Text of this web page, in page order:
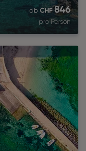
ab CHF846
pro Person